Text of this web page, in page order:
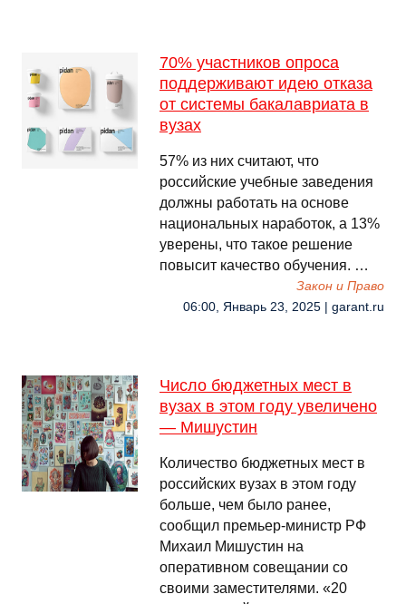
70% участников опроса
поддерживают идею отказа
от системы бакалавриата в
вузах
57% из них считают, что
российские учебные заведения
должны работать на основе
национальных наработок, а 13%
уверены, что такое решение
повысит качество обучения. …
Закон и Право
06:00, Январь 23, 2025 | garant.ru
Число бюджетных мест в
вузах в этом году увеличено
— Мишустин
Количество бюджетных мест в
российских вузах в этом году
больше, чем было ранее,
сообщил премьер-министр РФ
Михаил Мишустин на
оперативном совещании со
своими заместителями. «20